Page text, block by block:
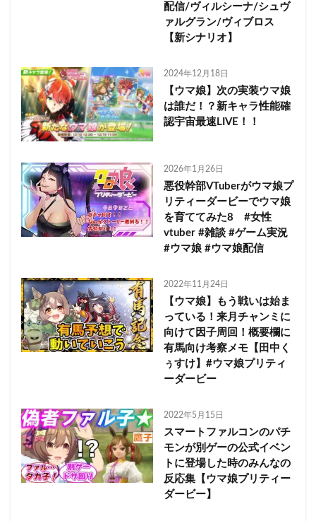
配信/ヴィルシーナ/シュヴ
ァルグラン/ヴィブロス
【新シナリオ】
2024年12月18日
【ウマ娘】次の実装ウマ娘
は誰だ！？新キャラ性能確
認宇宙最速LIVE！！
2026年1月26日
悪役幹部VTuberがウマ娘プ
リティーダービーでウマ娘
を育ててみた8 #女性
vtuber #雑談 #ゲーム実況
#ウマ娘 #ウマ娘配信
2022年11月24日
【ウマ娘】もう戦いは始ま
っている！来月チャンミに
向けて因子周回！概要欄に
有馬向け考察メモ【田中く
ぅすけ】#ウマ娘プリティ
ーダービー
2022年5月15日
スマートファルコンのパチ
モンが別ゲーの公式イベン
トに登場した時のみんなの
反応集【ウマ娘プリティー
ダービー】